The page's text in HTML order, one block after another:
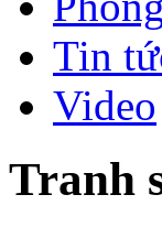
Tin
Video
Tranh